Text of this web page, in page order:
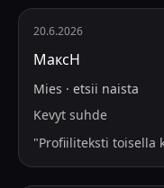
20.6.2026
МаксН
Mies · etsii naista
Kevyt suhde
"Profiiliteksti toisella